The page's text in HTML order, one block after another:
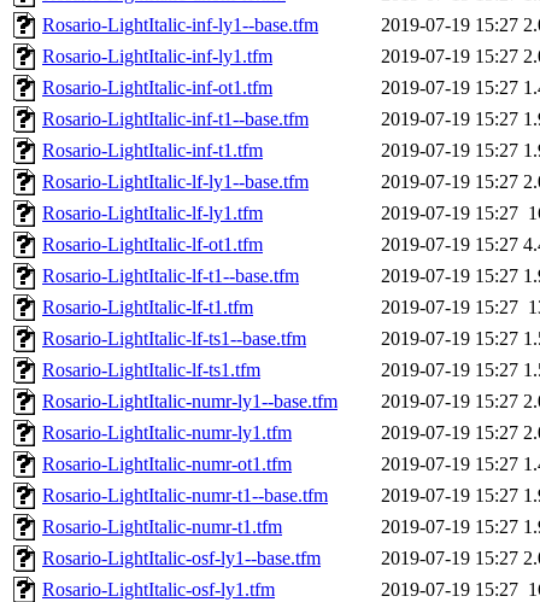
Rosario-LightItalic-inf-ly1--base.tfm
2019-07-19 15:27
Rosario-LightItalic-inf-ly1.tfm
2019-07-19 15:27
Rosario-LightItalic-inf-ot1.tfm
2019-07-19 15:27
Rosario-LightItalic-inf-t1--base.tfm
2019-07-19 15:27
Rosario-LightItalic-inf-t1.tfm
2019-07-19 15:27
Rosario-LightItalic-lf-ly1--base.tfm
2019-07-19 15:27
Rosario-LightItalic-lf-ly1.tfm
2019-07-19 15:27
Rosario-LightItalic-lf-ot1.tfm
2019-07-19 15:27
Rosario-LightItalic-lf-t1--base.tfm
2019-07-19 15:27
Rosario-LightItalic-lf-t1.tfm
2019-07-19 15:27
Rosario-LightItalic-lf-ts1--base.tfm
2019-07-19 15:27
Rosario-LightItalic-lf-ts1.tfm
2019-07-19 15:27
Rosario-LightItalic-numr-ly1--base.tfm
2019-07-19 15:27
Rosario-LightItalic-numr-ly1.tfm
2019-07-19 15:27
Rosario-LightItalic-numr-ot1.tfm
2019-07-19 15:27
Rosario-LightItalic-numr-t1--base.tfm
2019-07-19 15:27
Rosario-LightItalic-numr-t1.tfm
2019-07-19 15:27
Rosario-LightItalic-osf-ly1--base.tfm
2019-07-19 15:27
Rosario-LightItalic-osf-ly1.tfm
2019-07-19 15:27